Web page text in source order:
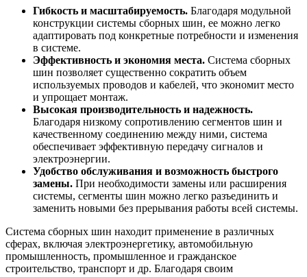
Гибкость и масштабируемость. Благодаря модульной
конструкции системы сборных шин, ее можно легко
адаптировать под конкретные потребности и изменения
в системе.
Эффективность и экономия места. Система сборных
шин позволяет существенно сократить объем
используемых проводов и кабелей, что экономит место
и упрощает монтаж.
Высокая производительность и надежность.
Благодаря низкому сопротивлению сегментов шин и
качественному соединению между ними, система
обеспечивает эффективную передачу сигналов и
электроэнергии.
Удобство обслуживания и возможность быстрого
замены. При необходимости замены или расширения
системы, сегменты шин можно легко разъединить и
заменить новыми без прерывания работы всей системы.
Система сборных шин находит применение в различных
сферах, включая электроэнергетику, автомобильную
промышленность, промышленное и гражданское
строительство, транспорт и др. Благодаря своим